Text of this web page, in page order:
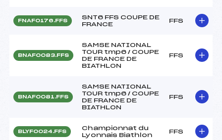
FNAF0176.FFS
SNT6 FFS COUPE DE
FRANCE
FFS
BNAF0083.FFS
SAMSE NATIONAL
TOUR tmp6 / COUPE
DE FRANCE DE
BIATHLON
FFS
BNAF0081.FFS
SAMSE NATIONAL
TOUR tmp6 / COUPE
DE FRANCE DE
BIATHLON
FFS
BLYF0024.FFS
Championnat du
Lyonnais Biathlon
FFS